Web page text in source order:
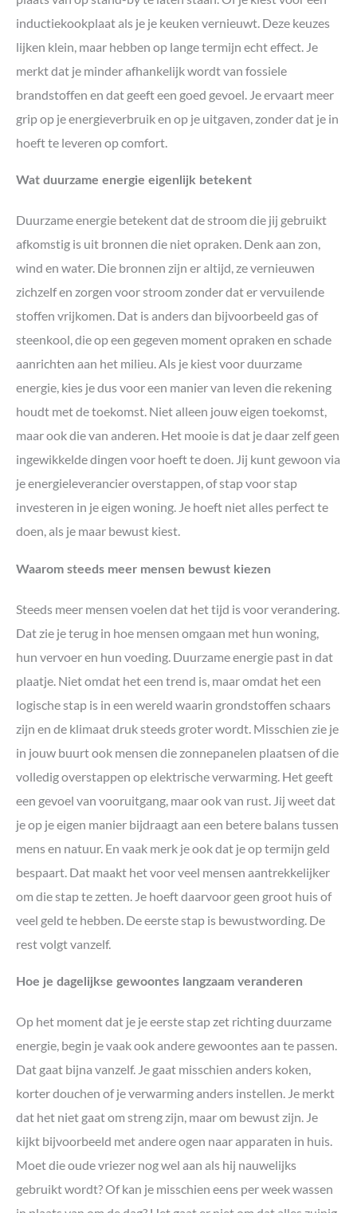
inductiekookplaat als je je keuken vernieuwt. Deze keuzes
lijken klein, maar hebben op lange termijn echt effect. Je
merkt dat je minder afhankelijk wordt van fossiele
brandstoffen en dat geeft een goed gevoel. Je ervaart meer
grip op je energieverbruik en op je uitgaven, zonder dat je in
hoeft te leveren op comfort.
Wat duurzame energie eigenlijk betekent
Duurzame energie betekent dat de stroom die jij gebruikt
afkomstig is uit bronnen die niet opraken. Denk aan zon,
wind en water. Die bronnen zijn er altijd, ze vernieuwen
zichzelf en zorgen voor stroom zonder dat er vervuilende
stoffen vrijkomen. Dat is anders dan bijvoorbeeld gas of
steenkool, die op een gegeven moment opraken en schade
aanrichten aan het milieu. Als je kiest voor duurzame
energie, kies je dus voor een manier van leven die rekening
houdt met de toekomst. Niet alleen jouw eigen toekomst,
maar ook die van anderen. Het mooie is dat je daar zelf geen
ingewikkelde dingen voor hoeft te doen. Jij kunt gewoon via
je energieleverancier overstappen, of stap voor stap
investeren in je eigen woning. Je hoeft niet alles perfect te
doen, als je maar bewust kiest.
Waarom steeds meer mensen bewust kiezen
Steeds meer mensen voelen dat het tijd is voor verandering.
Dat zie je terug in hoe mensen omgaan met hun woning,
hun vervoer en hun voeding. Duurzame energie past in dat
plaatje. Niet omdat het een trend is, maar omdat het een
logische stap is in een wereld waarin grondstoffen schaars
zijn en de klimaat druk steeds groter wordt. Misschien zie je
in jouw buurt ook mensen die zonnepanelen plaatsen of die
volledig overstappen op elektrische verwarming. Het geeft
een gevoel van vooruitgang, maar ook van rust. Jij weet dat
je op je eigen manier bijdraagt aan een betere balans tussen
mens en natuur. En vaak merk je ook dat je op termijn geld
bespaart. Dat maakt het voor veel mensen aantrekkelijker
om die stap te zetten. Je hoeft daarvoor geen groot huis of
veel geld te hebben. De eerste stap is bewustwording. De
rest volgt vanzelf.
Hoe je dagelijkse gewoontes langzaam veranderen
Op het moment dat je je eerste stap zet richting duurzame
energie, begin je vaak ook andere gewoontes aan te passen.
Dat gaat bijna vanzelf. Je gaat misschien anders koken,
korter douchen of je verwarming anders instellen. Je merkt
dat het niet gaat om streng zijn, maar om bewust zijn. Je
kijkt bijvoorbeeld met andere ogen naar apparaten in huis.
Moet die oude vriezer nog wel aan als hij nauwelijks
gebruikt wordt? Of kan je misschien eens per week wassen